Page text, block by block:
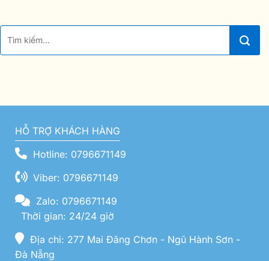
HỖ TRỢ KHÁCH HÀNG
Hotline: 0796671149
Viber: 0796671149
Zalo: 0796671149
Thời gian: 24/24 giờ
Địa chỉ: 277 Mai Đăng Chơn - Ngũ Hành Sơn -
Đà Nẵng